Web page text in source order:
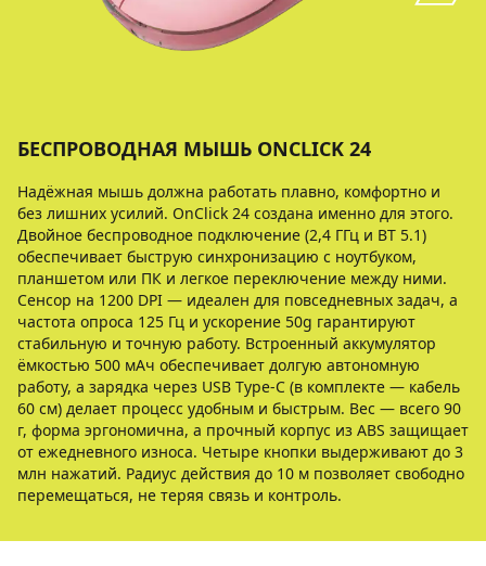
БЕСПРОВОДНАЯ МЫШЬ ONCLICK 24
Надёжная мышь должна работать плавно, комфортно и
без лишних усилий. OnClick 24 создана именно для этого.
Двойное беспроводное подключение (2,4 ГГц и BT 5.1)
обеспечивает быструю синхронизацию с ноутбуком,
планшетом или ПК и легкое переключение между ними.
Сенсор на 1200 DPI — идеален для повседневных задач, а
частота опроса 125 Гц и ускорение 50g гарантируют
стабильную и точную работу. Встроенный аккумулятор
ёмкостью 500 мАч обеспечивает долгую автономную
работу, а зарядка через USB Type-C (в комплекте — кабель
60 см) делает процесс удобным и быстрым. Вес — всего 90
г, форма эргономична, а прочный корпус из ABS защищает
от ежедневного износа. Четыре кнопки выдерживают до 3
млн нажатий. Радиус действия до 10 м позволяет свободно
перемещаться, не теряя связь и контроль.